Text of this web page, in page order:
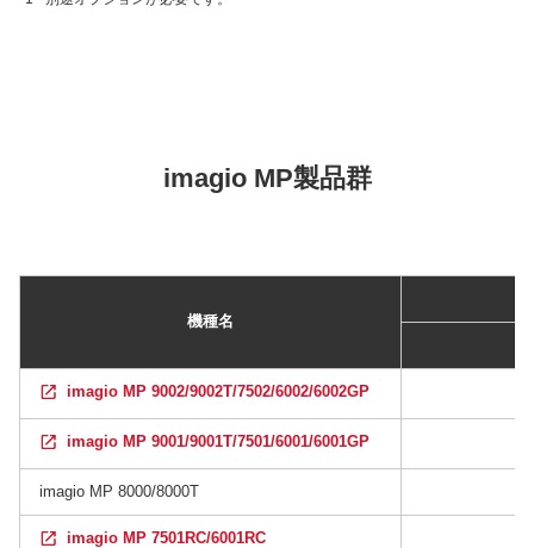
imagio MP製品群
機種名
imagio MP 9002/9002T/7502/6002/6002GP
imagio MP 9001/9001T/7501/6001/6001GP
imagio MP 8000/8000T
imagio MP 7501RC/6001RC